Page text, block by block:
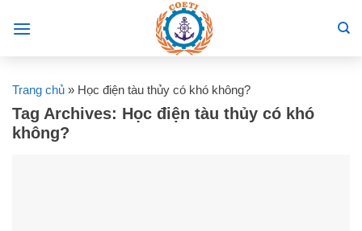
Trang chủ » Học điện tàu thủy có khó không?
Tag Archives: Học điện tàu thủy có khó
không?